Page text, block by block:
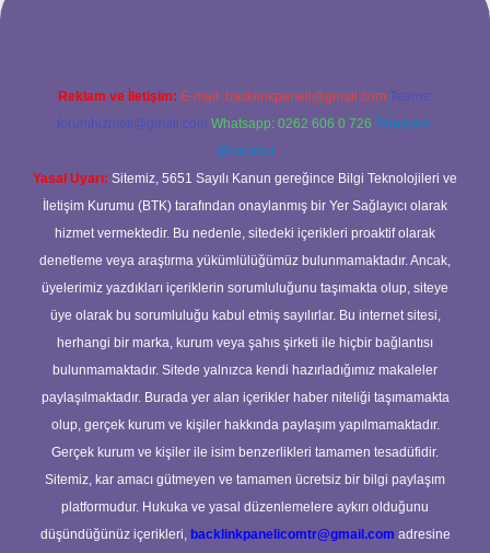
Reklam ve İletişim: E-mail: backlinkpaneli@gmail.com Teams:
forumhizmeti@gmail.com Whatsapp: 0262 606 0 726 Telegram:
@karabul
Yasal Uyarı: Sitemiz, 5651 Sayılı Kanun gereğince Bilgi Teknolojileri ve
İletişim Kurumu (BTK) tarafından onaylanmış bir Yer Sağlayıcı olarak
hizmet vermektedir. Bu nedenle, sitedeki içerikleri proaktif olarak
denetleme veya araştırma yükümlülüğümüz bulunmamaktadır. Ancak,
üyelerimiz yazdıkları içeriklerin sorumluluğunu taşımakta olup, siteye
üye olarak bu sorumluluğu kabul etmiş sayılırlar. Bu internet sitesi,
herhangi bir marka, kurum veya şahıs şirketi ile hiçbir bağlantısı
bulunmamaktadır. Sitede yalnızca kendi hazırladığımız makaleler
paylaşılmaktadır. Burada yer alan içerikler haber niteliği taşımamakta
olup, gerçek kurum ve kişiler hakkında paylaşım yapılmamaktadır.
Gerçek kurum ve kişiler ile isim benzerlikleri tamamen tesadüfidir.
Sitemiz, kar amacı gütmeyen ve tamamen ücretsiz bir bilgi paylaşım
platformudur. Hukuka ve yasal düzenlemelere aykırı olduğunu
düşündüğünüz içerikleri, backlinkpanelicomtr@gmail.com adresine